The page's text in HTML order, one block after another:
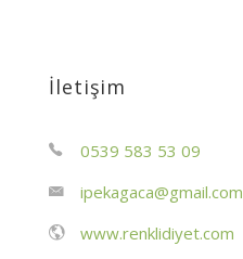
İletişim
0539 583 53 09
ipekagaca@gmail.com
www.renklidiyet.com